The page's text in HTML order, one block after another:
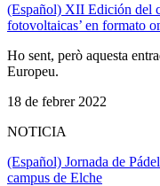
(Español) XII Edición del
fotovoltaicas’ en formato
Ho sent, però aquesta
Europeu.
18 de febrer 2022
NOTICIA
(Español) Jornada de
campus de Elche